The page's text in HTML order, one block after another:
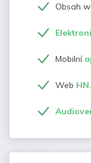
Obsah
Mobilní
Web